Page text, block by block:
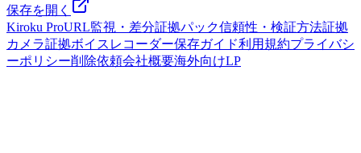
保存を開く
Kiroku ProURL監視・差分証拠パック信頼性・検証方法証拠
カメラ証拠ボイスレコーダー保存ガイド利用規約プライバシ
ーポリシー削除依頼会社概要海外向けLP